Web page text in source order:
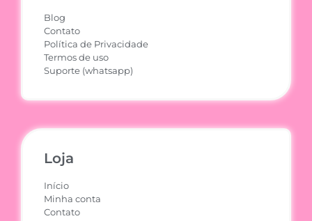
Blog
Contato
Política de Privacidade
Termos de uso
Suporte (whatsapp)
Loja
Início
Minha conta
Contato